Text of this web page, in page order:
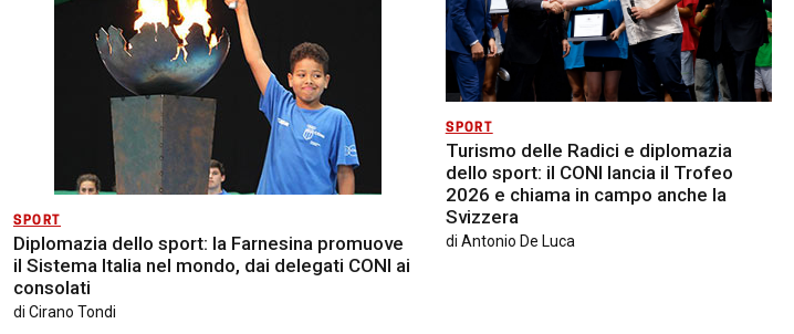
SPORT
Diplomazia dello sport: la Farnesina promuove
il Sistema Italia nel mondo, dai delegati CONI ai
consolati
di Cirano Tondi
SPORT
Turismo delle Radici e diplomazia
dello sport: il CONI lancia il Trofeo
2026 e chiama in campo anche la
Svizzera
di Antonio De Luca